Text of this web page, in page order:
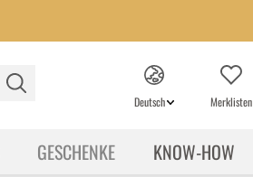
Deutsch Merklisten
GESCHENKE KNOW-HOW